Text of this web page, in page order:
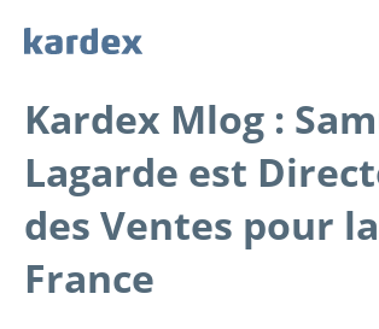
Kardex Mlog :
Lagarde est
des Ventes pour la
France